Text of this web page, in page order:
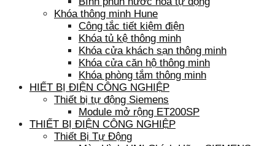
Khóa thông minh Hune
Công tắc tiết kiệm điện
Khóa tủ kệ thông minh
Khóa cửa khách sạn thông minh
Khóa cửa căn hộ thông minh
Khóa phòng tắm thông minh
HIẾT BỊ ĐIỆN CÔNG NGHIỆP
Thiết bị tự động Siemens
Module mở rộng ET200SP
THIẾT BỊ ĐIỆN CÔNG NGHIỆP
Thiết Bị Tự Động